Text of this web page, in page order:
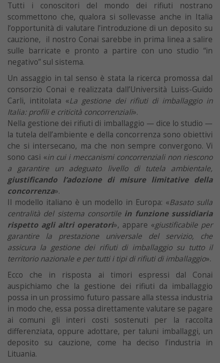
Tutti i conoscitori del mondo dei rifiuti nostrano
scommettono che, qualora si sollevasse anche in Italia
l’opportunità di valutare l’introduzione di un deposito su
cauzione, il nostro Conai sarebbe in prima linea a salire
sulle barricate e pronto a partire con uno studio “in
negativo” sul sistema.
Un assaggio in tal senso è stata la ricerca promossa dal
consorzio Conai e realizzata dall’Università Luiss-Guido
Carli, intitolata «La gestione dei rifiuti di imballaggio in
Italia: profili e criticità concorrenziali».
Nella gestione dei rifiuti di imballaggio — dice lo studio —
la tutela dell’ambiente e della concorrenza sono obiettivi
che si intersecano, ma che non sempre convergono. Vi
sono casi «in cui i meccanismi concorrenziali non riescono
a garantire un adeguato livello di tutela ambientale,
giustificando l’adozione di misure limitative della
concorrenza».
Il modello italiano è un modello in Europa: «Basato sulla
centralità del sistema consortile in funzione sussidiaria
rispetto agli altri operatori», appare «giustificabile per
garantire la prestazione universale del servizio, che
assicura la gestione dei rifiuti di imballaggio su tutto il
territorio nazionale e per tutti i tipi di rifiuti di imballaggio».
Ecco che in risposta ai timori espressi dal Conai
auspichiamo che la gestione dei rifiuti da imballaggio
possa in un prossimo futuro passare alla stessa industria
in modo che, essa possa direttamente valutare se pagare
ai comuni gli interi costi sostenuti per la raccolta
differenziata, oppure adottare, per taluni imballaggi, un
deposito su cauzione, come ha deciso l’industria in
Lituania.